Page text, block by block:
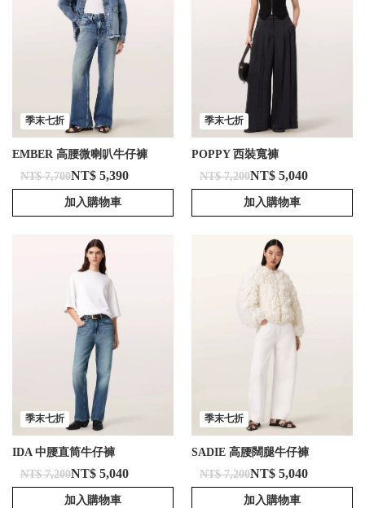
季末七折
EMBER 高腰微喇叭牛仔褲
NT$ 7,700NT$ 5,390
加入購物車
季末七折
POPPY 西裝寬褲
NT$ 7,200NT$ 5,040
加入購物車
季末七折
IDA 中腰直筒牛仔褲
NT$ 7,200NT$ 5,040
加入購物車
季末七折
SADIE 高腰闊腿牛仔褲
NT$ 7,200NT$ 5,040
加入購物車